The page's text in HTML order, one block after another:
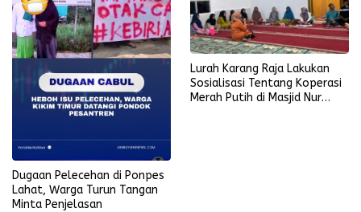
Dugaan Pelecehan di Ponpes
Lahat, Warga Turun Tangan
Minta Penjelasan
Lurah Karang Raja Lakukan
Sosialisasi Tentang Koperasi
Merah Putih di Masjid Nur